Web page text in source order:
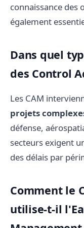
connaissance des
également
Dans quel
des Control
Les CAM
projets
défense,
secteurs exigent
des délais par
Comment le
utilise-t-il